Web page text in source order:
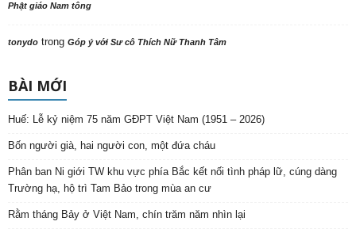
Phật giáo Nam tông
tonydo trong Góp ý với Sư cô Thích Nữ Thanh Tâm
BÀI MỚI
Huế: Lễ kỷ niệm 75 năm GĐPT Việt Nam (1951 – 2026)
Bốn người già, hai người con, một đứa cháu
Phân ban Ni giới TW khu vực phía Bắc kết nối tình pháp lữ, cúng dàng
Trường hạ, hộ trì Tam Bảo trong mùa an cư
Rằm tháng Bảy ở Việt Nam, chín trăm năm nhìn lại